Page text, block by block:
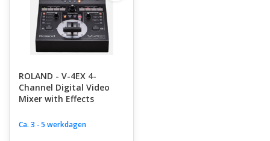
ROLAND - V-4EX 4-
Channel Digital Video
Mixer with Effects
Ca. 3 - 5 werkdagen